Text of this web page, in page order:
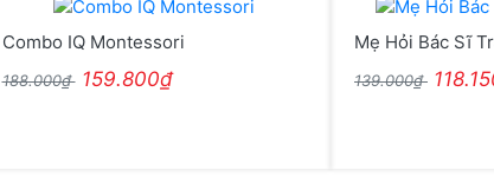
Combo IQ Montessori
188.000₫ 159.800₫
Mẹ Hỏi Bác Sĩ
139.000₫